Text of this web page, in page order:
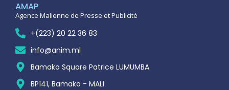
AMAP
Agence Malienne de Presse et Publicité
+(223) 20 22 36 83
info@anim.ml
Bamako Square Patrice LUMUMBA
BP141, Bamako - MALI